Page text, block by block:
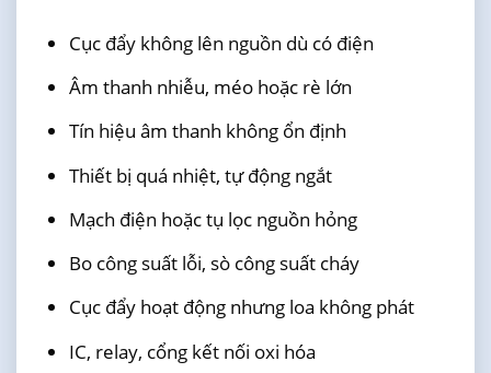
Cục đẩy không lên nguồn dù có điện
Âm thanh nhiễu, méo hoặc rè lớn
Tín hiệu âm thanh không ổn định
Thiết bị quá nhiệt, tự động ngắt
Mạch điện hoặc tụ lọc nguồn hỏng
Bo công suất lỗi, sò công suất cháy
Cục đẩy hoạt động nhưng loa không phát
IC, relay, cổng kết nối oxi hóa